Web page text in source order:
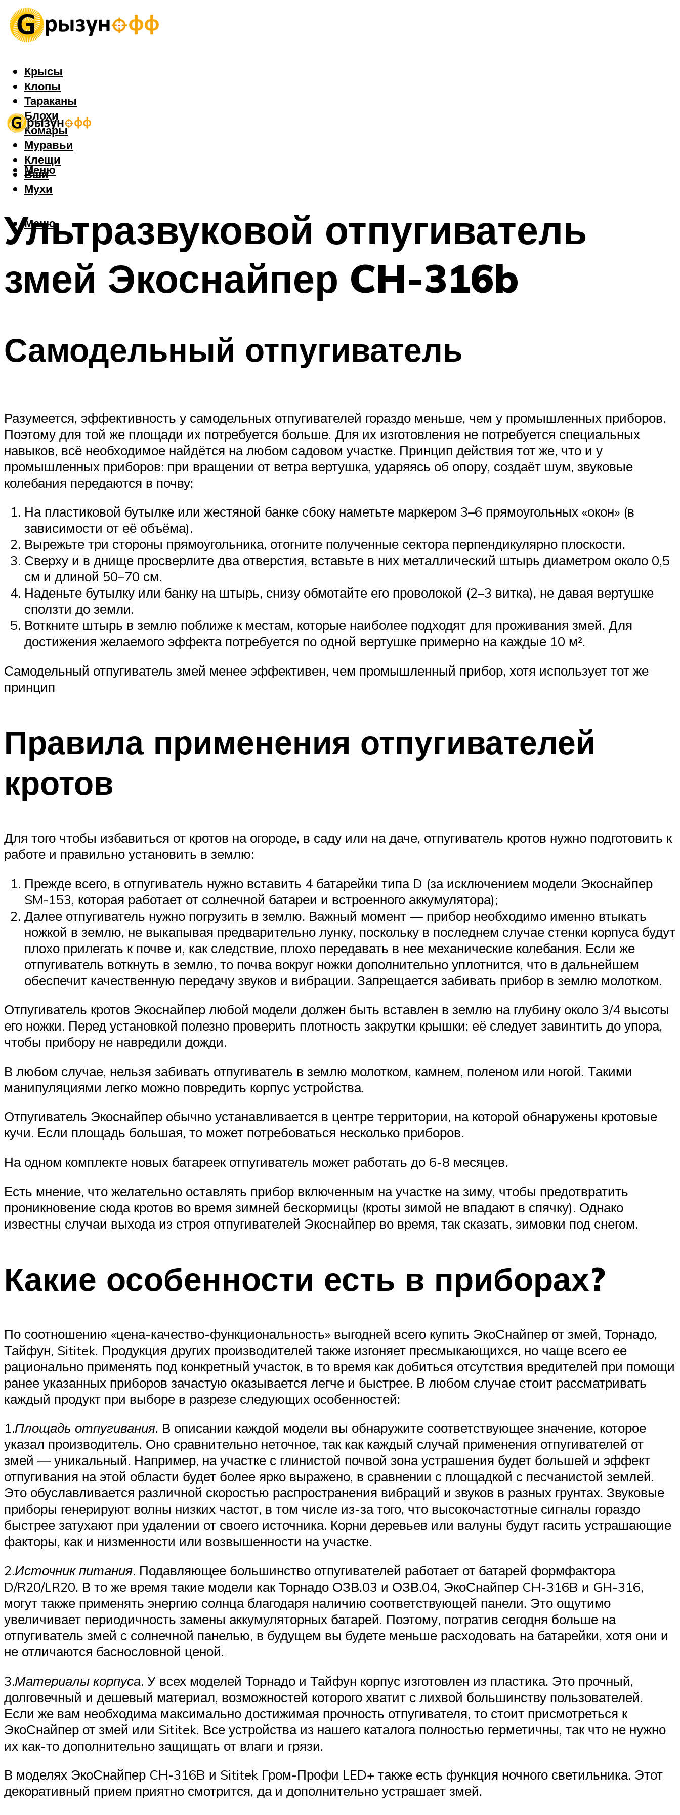
Крысы
Клопы
Тараканы
Блохи
Комары
Муравьи
Клещи
Вши
Мухи
Меню
Меню
Ультразвуковой отпугиватель
змей Экоснайпер CH-316b
Самодельный отпугиватель
Разумеется, эффективность у самодельных отпугивателей гораздо меньше, чем у промышленных приборов.
Поэтому для той же площади их потребуется больше. Для их изготовления не потребуется специальных
навыков, всё необходимое найдётся на любом садовом участке. Принцип действия тот же, что и у
промышленных приборов: при вращении от ветра вертушка, ударяясь об опору, создаёт шум, звуковые
колебания передаются в почву:
На пластиковой бутылке или жестяной банке сбоку наметьте маркером 3–6 прямоугольных «окон» (в
зависимости от её объёма).
Вырежьте три стороны прямоугольника, отогните полученные сектора перпендикулярно плоскости.
Сверху и в днище просверлите два отверстия, вставьте в них металлический штырь диаметром около 0,5
см и длиной 50–70 см.
Наденьте бутылку или банку на штырь, снизу обмотайте его проволокой (2–3 витка), не давая вертушке
сползти до земли.
Воткните штырь в землю поближе к местам, которые наиболее подходят для проживания змей. Для
достижения желаемого эффекта потребуется по одной вертушке примерно на каждые 10 м².
Самодельный отпугиватель змей менее эффективен, чем промышленный прибор, хотя использует тот же
принцип
Правила применения отпугивателей
кротов
Для того чтобы избавиться от кротов на огороде, в саду или на даче, отпугиватель кротов нужно подготовить к
работе и правильно установить в землю:
Прежде всего, в отпугиватель нужно вставить 4 батарейки типа D (за исключением модели Экоснайпер
SM-153, которая работает от солнечной батареи и встроенного аккумулятора);
Далее отпугиватель нужно погрузить в землю. Важный момент — прибор необходимо именно втыкать
ножкой в землю, не выкапывая предварительно лунку, поскольку в последнем случае стенки корпуса будут
плохо прилегать к почве и, как следствие, плохо передавать в нее механические колебания. Если же
отпугиватель воткнуть в землю, то почва вокруг ножки дополнительно уплотнится, что в дальнейшем
обеспечит качественную передачу звуков и вибрации. Запрещается забивать прибор в землю молотком.
Отпугиватель кротов Экоснайпер любой модели должен быть вставлен в землю на глубину около 3/4 высоты
его ножки. Перед установкой полезно проверить плотность закрутки крышки: её следует завинтить до упора,
чтобы прибору не навредили дожди.
В любом случае, нельзя забивать отпугиватель в землю молотком, камнем, поленом или ногой. Такими
манипуляциями легко можно повредить корпус устройства.
Отпугиватель Экоснайпер обычно устанавливается в центре территории, на которой обнаружены кротовые
кучи. Если площадь большая, то может потребоваться несколько приборов.
На одном комплекте новых батареек отпугиватель может работать до 6-8 месяцев.
Есть мнение, что желательно оставлять прибор включенным на участке на зиму, чтобы предотвратить
проникновение сюда кротов во время зимней бескормицы (кроты зимой не впадают в спячку). Однако
известны случаи выхода из строя отпугивателей Экоснайпер во время, так сказать, зимовки под снегом.
Какие особенности есть в приборах?
По соотношению «цена-качество-функциональность» выгодней всего купить ЭкоСнайпер от змей, Торнадо,
Тайфун, Sititek. Продукция других производителей также изгоняет пресмыкающихся, но чаще всего ее
рационально применять под конкретный участок, в то время как добиться отсутствия вредителей при помощи
ранее указанных приборов зачастую оказывается легче и быстрее. В любом случае стоит рассматривать
каждый продукт при выборе в разрезе следующих особенностей:
1.Площадь отпугивания. В описании каждой модели вы обнаружите соответствующее значение, которое
указал производитель. Оно сравнительно неточное, так как каждый случай применения отпугивателей от
змей — уникальный. Например, на участке с глинистой почвой зона устрашения будет большей и эффект
отпугивания на этой области будет более ярко выражено, в сравнении с площадкой с песчанистой землей.
Это обуславливается различной скоростью распространения вибраций и звуков в разных грунтах. Звуковые
приборы генерируют волны низких частот, в том числе из-за того, что высокочастотные сигналы гораздо
быстрее затухают при удалении от своего источника. Корни деревьев или валуны будут гасить устрашающие
факторы, как и низменности или возвышенности на участке.
2.Источник питания. Подавляющее большинство отпугивателей работает от батарей формфактора
D/R20/LR20. В то же время такие модели как Торнадо ОЗВ.03 и ОЗВ.04, ЭкоСнайпер CH-316B и GH-316,
могут также применять энергию солнца благодаря наличию соответствующей панели. Это ощутимо
увеличивает периодичность замены аккумуляторных батарей. Поэтому, потратив сегодня больше на
отпугиватель змей с солнечной панелью, в будущем вы будете меньше расходовать на батарейки, хотя они и
не отличаются баснословной ценой.
3.Материалы корпуса. У всех моделей Торнадо и Тайфун корпус изготовлен из пластика. Это прочный,
долговечный и дешевый материал, возможностей которого хватит с лихвой большинству пользователей.
Если же вам необходима максимально достижимая прочность отпугивателя, то стоит присмотреться к
ЭкоСнайпер от змей или Sititek. Все устройства из нашего каталога полностью герметичны, так что не нужно
их как-то дополнительно защищать от влаги и грязи.
В моделях ЭкоСнайпер CH-316B и Sititek Гром-Профи LED+ также есть функция ночного светильника. Этот
декоративный прием приятно смотрится, да и дополнительно устрашает змей.